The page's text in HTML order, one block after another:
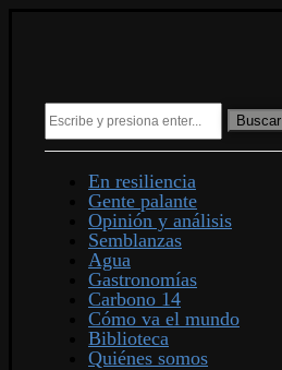
Buscar
En resiliencia
Gente palante
Opinión y análisis
Semblanzas
Agua
Gastronomías
Carbono 14
Cómo va el mundo
Biblioteca
Quiénes somos